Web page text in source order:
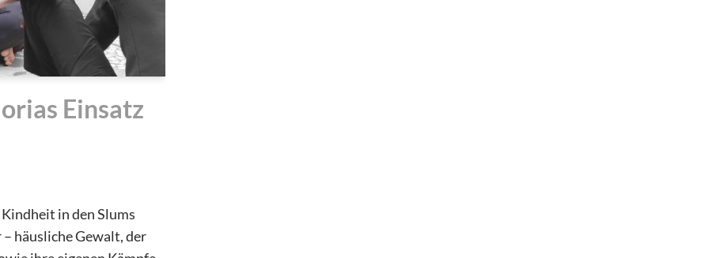
Einsatz
in den Slums
häusliche Gewalt, der